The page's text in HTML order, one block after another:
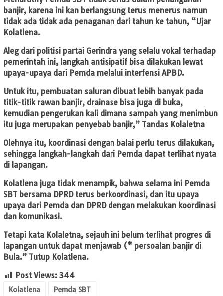
banjir, karena ini kan berlangsung terus menerus namun
tidak ada tidak ada penaganan dari tahun ke tahun, “Ujar
Kolatlena.
Aleg dari politisi partai Gerindra yang selalu vokal terhadap
pemerintah ini, langkah antisipatif bisa dilakukan lewat
upaya-upaya dari Pemda melalui interfensi APBD.
Untuk itu, pembuatan saluran dibuat lebih banyak pada
titik-titik rawan banjir, drainase bisa juga di buka,
kemudian pengerukan kali dimana sampah yang menimbun
itu juga merupakan penyebab banjir,” Tandas Kolaletna
Olehnya itu, koordinasi dengan balai perlu terus dilakukan,
sehingga langkah-langkah dari Pemda dapat terlihat nyata
di lapangan.
Kolatlena juga tidak menampik, bahwa selama ini Pemda
SBT bersama DPRD terus berkoordinasi, dan itu upaya
upaya dari Pemda dan DPRD dengan melakukan koordinasi
dan komunikasi.
Tetapi kata Kolaletna, sejauh ini belum terlihat progres di
lapangan untuk dapat menjawab (* persoalan banjir di
Bula.” Tutup Kolatlena.
Post Views: 344
Kolatlena
Pemda SBT